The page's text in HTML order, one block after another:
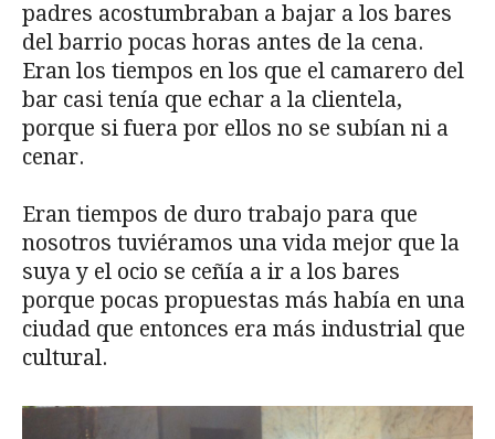
padres acostumbraban a bajar a los bares
del barrio pocas horas antes de la cena.
Eran los tiempos en los que el camarero del
bar casi tenía que echar a la clientela,
porque si fuera por ellos no se subían ni a
cenar.
Eran tiempos de duro trabajo para que
nosotros tuviéramos una vida mejor que la
suya y el ocio se ceñía a ir a los bares
porque pocas propuestas más había en una
ciudad que entonces era más industrial que
cultural.